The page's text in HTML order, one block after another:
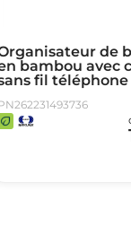
de
bambou avec
fil téléphone